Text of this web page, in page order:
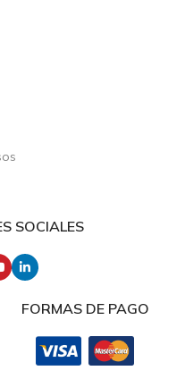
FORMAS DE PAGO
SOCIALES